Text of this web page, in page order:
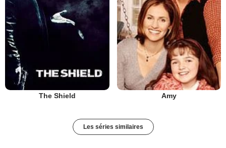
The Shield Amy
Les séries similaires